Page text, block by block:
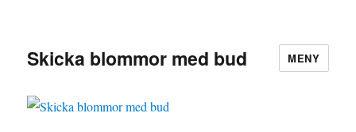
Skicka blommor med bud MENY